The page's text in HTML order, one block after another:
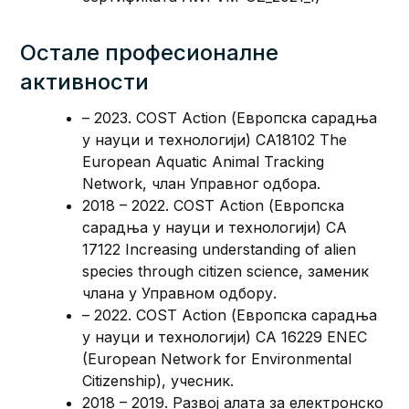
Oстале професионалне
активности
– 2023. COST Action (Европска сарадња
у науци и технологији) CA18102 The
European Aquatic Animal Tracking
Network, члан Управног одбора.
2018 – 2022. COST Action (Европска
сарадња у науци и технологији) CA
17122 Increasing understanding of alien
species through citizen science, заменик
члана у Управном одбору.
– 2022. COST Action (Европска сарадња
у науци и технологији) CA 16229 ENEC
(European Network for Environmental
Citizenship), учесник.
2018 – 2019. Развој алата за електронско